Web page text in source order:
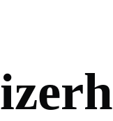
izerh